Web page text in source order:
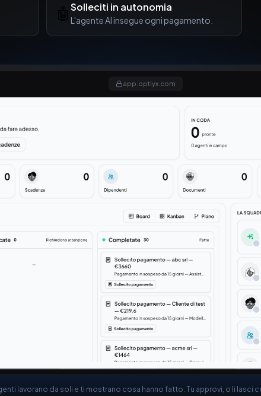
🤖 Solleciti in autonomia
L'agente AI insegue ogni pagamento.
app.optlyx.com
lavorano da soli e ti mostrano cosa hanno fatto. Tu approvi, o li lasci